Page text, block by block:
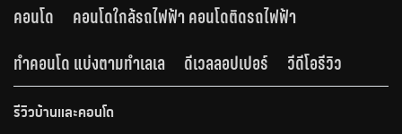
คอนโด
คอนโดใกล้รถไฟฟ้า คอนโดติดรถไฟฟ้า
ทำคอนโด แบ่งตามทำเลเล
ดีเวลลอปเปอร์ วีดีโอรีวิว
รีวิวบ้านและคอนโด